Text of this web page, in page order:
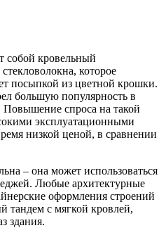
собой кровельный
которое
посыпкой из цветной крошки.
большую популярность в
Повышение спроса на такой
эксплуатационными
низкой ценой, в сравнении
– она может использоваться
Любые архитектурные
оформления строений
тандем с мягкой кровлей,
здания.